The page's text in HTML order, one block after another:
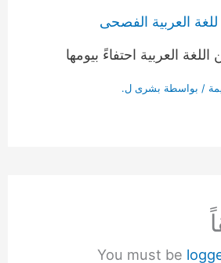
اللغة العربية احتفاءً بيومها
/ بواسطة بشرى ل.
You must be